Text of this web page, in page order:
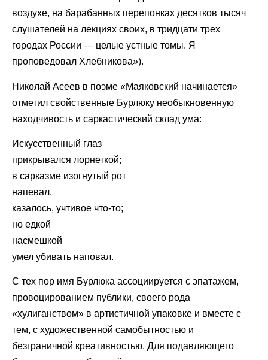
воздухе, на барабанных перепонках десятков тысяч
слушателей на лекциях своих, в тридцати трех
городах России — целые устные томы. Я
проповедовал Хлебникова»).
Николай Асеев в поэме «Маяковский начинается»
отметил свойственные Бурлюку необыкновенную
находчивость и саркастический склад ума:
Искусственный глаз
прикрывался лорнеткой;
в сарказме изогнутый рот
напевал,
казалось, учтивое что-то;
но едкой
насмешкой
умел убивать наповал.
С тех пор имя Бурлюка ассоциируется с эпатажем,
провоцированием публики, своего рода
«хулиганством» в артистичной упаковке и вместе с
тем, с художественной самобытностью и
безграничной креативностью. Для подавляющего